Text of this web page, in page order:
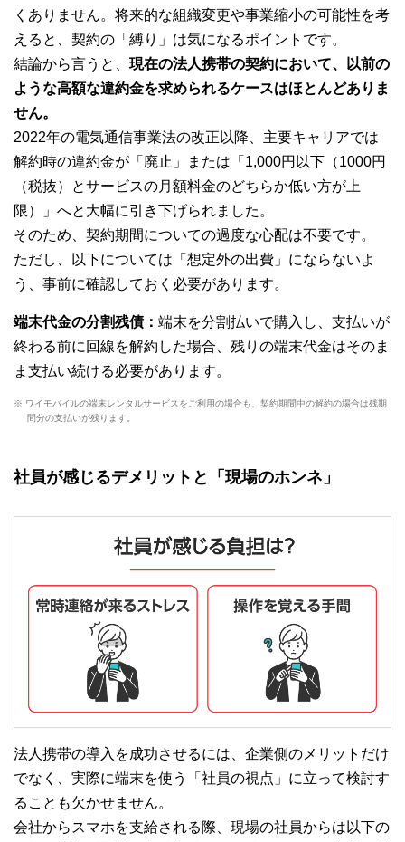
くありません。将来的な組織変更や事業縮小の可能性を考
えると、契約の「縛り」は気になるポイントです。
結論から言うと、 現在の法人携帯の契約において、以前の
ような高額な違約金を求められるケースはほとんどありま
せん。
2022年の電気通信事業法の改正以降、主要キャリアでは
解約時の違約金が「廃止」または「1,000円以下（1000円
（税抜）とサービスの月額料金のどちらか低い方が上
限）」へと大幅に引き下げられました。
そのため、契約期間についての過度な心配は不要です。
ただし、以下については「想定外の出費」にならないよ
う、事前に確認しておく必要があります。
端末代金の分割残債： 端末を分割払いで購入し、支払いが
終わる前に回線を解約した場合、残りの端末代金はそのま
ま支払い続ける必要があります。
※ ワイモバイルの端末レンタルサービスをご利用の場合も、契約期間中の解約の場合は残期
間分の支払いが残ります。
社員が感じるデメリットと「現場のホンネ」
法人携帯の導入を成功させるには、企業側のメリットだけ
でなく、実際に端末を使う「社員の視点」に立って検討す
ることも欠かせません。
会社からスマホを支給される際、現場の社員からは以下の